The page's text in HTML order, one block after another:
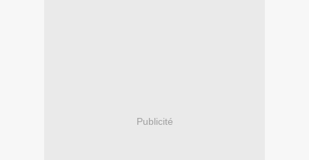
Publicité